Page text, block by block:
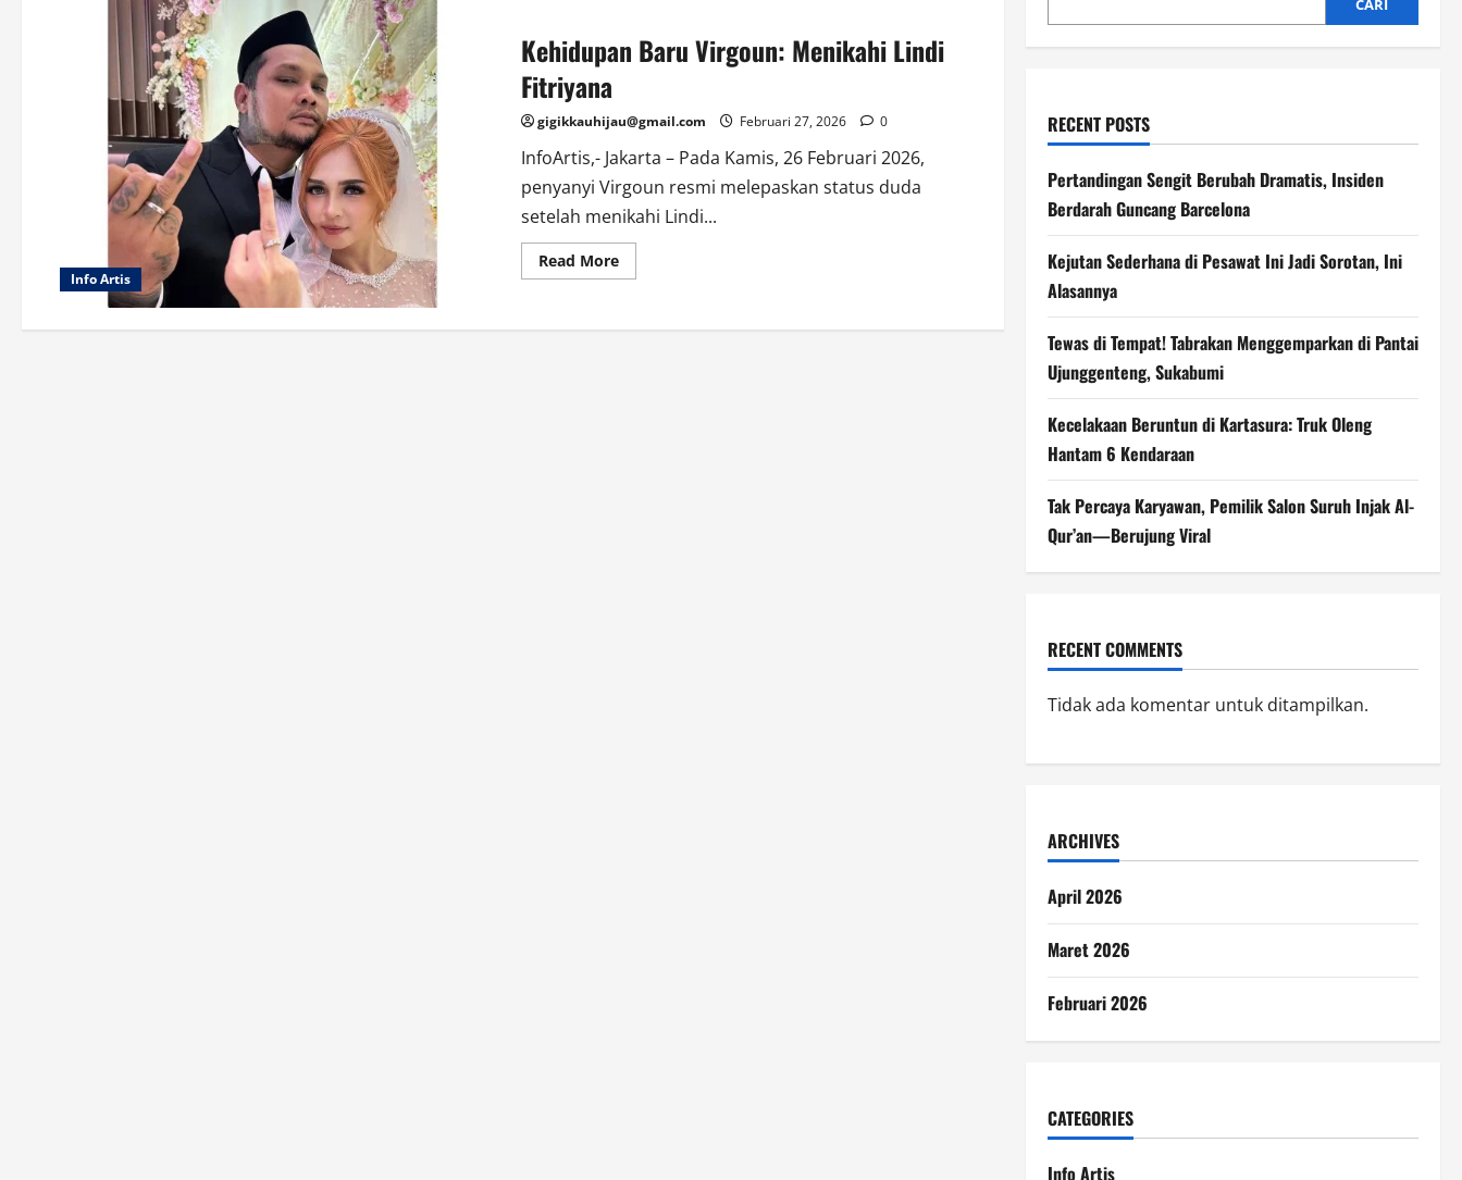
Info Artis
Kehidupan Baru Virgoun: Menikahi Lindi
Fitriyana
gigikkauhijau@gmail.com Februari 27, 2026 0
InfoArtis,- Jakarta – Pada Kamis, 26 Februari 2026,
penyanyi Virgoun resmi melepaskan status duda
setelah menikahi Lindi...
Read MoreRead
more
Virgoun:
CARI
RECENT POSTS
Pertandingan Sengit Berubah Dramatis, Insiden
Berdarah Guncang Barcelona
Kejutan Sederhana di Pesawat Ini Jadi Sorotan, Ini
Alasannya
Tewas di Tempat! Tabrakan Menggemparkan di Pantai
Ujunggenteng, Sukabumi
Kecelakaan Beruntun di Kartasura: Truk Oleng
Hantam 6 Kendaraan
Tak Percaya Karyawan, Pemilik Salon Suruh Injak Al-
Qur’an—Berujung Viral
RECENT COMMENTS
Tidak ada komentar untuk ditampilkan.
ARCHIVES
April 2026
Maret 2026
Februari 2026
CATEGORIES
Info Artis